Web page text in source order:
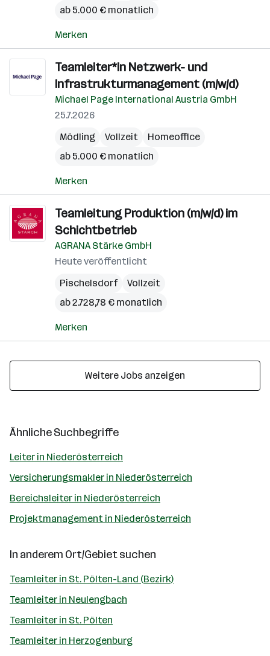
ab 5.000 € monatlich
Merken
Teamleiter*in Netzwerk- und
Infrastrukturmanagement (m/w/d)
Michael Page International Austria GmbH
25.7.2026
Mödling
Vollzeit
Homeoffice
ab 5.000 € monatlich
Merken
Teamleitung Produktion (m/w/d) im
Schichtbetrieb
AGRANA Stärke GmbH
Heute veröffentlicht
Pischelsdorf
Vollzeit
ab 2.728,78 € monatlich
Merken
Weitere Jobs anzeigen
Ähnliche Suchbegriffe
Leiter in Niederösterreich
Versicherungsmakler in Niederösterreich
Bereichsleiter in Niederösterreich
Projektmanagement in Niederösterreich
In anderem Ort/Gebiet suchen
Teamleiter in St. Pölten-Land (Bezirk)
Teamleiter in Neulengbach
Teamleiter in St. Pölten
Teamleiter in Herzogenburg